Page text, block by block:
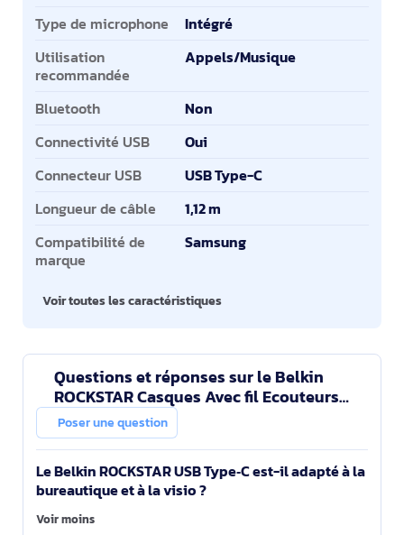
Type de microphone
Intégré
Utilisation
recommandée
Appels/Musique
Bluetooth
Non
Connectivité USB
Oui
Connecteur USB
USB Type-C
Longueur de câble
1,12 m
Compatibilité de
marque
Samsung
Voir toutes les caractéristiques
Questions et réponses sur le Belkin
ROCKSTAR Casques Avec fil Ecouteurs
Appels/Musique USB Type-C Blanc
Poser une question
Le Belkin ROCKSTAR USB Type‑C est-il adapté à la
bureautique et à la visio ?
Voir moins